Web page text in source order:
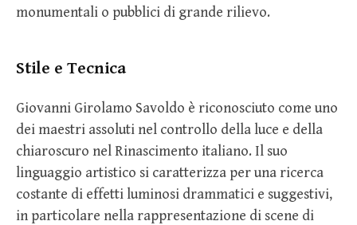
monumentali o pubblici di grande rilievo.
Stile e Tecnica
Giovanni Girolamo Savoldo è riconosciuto come uno
dei maestri assoluti nel controllo della luce e della
chiaroscuro nel Rinascimento italiano. Il suo
linguaggio artistico si caratterizza per una ricerca
costante di effetti luminosi drammatici e suggestivi,
in particolare nella rappresentazione di scene di